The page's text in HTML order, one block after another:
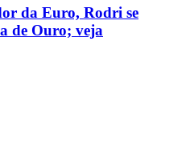
da Euro, Rodri se
de Ouro; veja